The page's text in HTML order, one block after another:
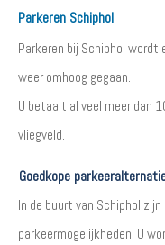
Parkeren Schiphol
Parkeren bij Schiphol wordt
weer omhoog gegaan.
U betaalt al veel meer dan
vliegveld.
Goedkope
In de buurt van Schiphol
parkeermogelijkheden. U